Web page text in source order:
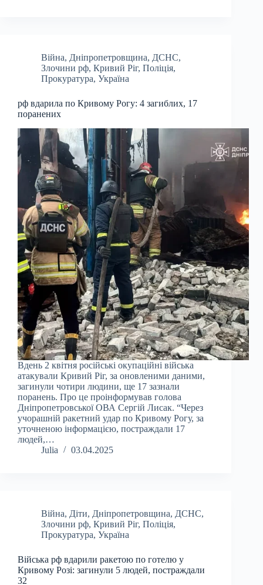
Війна, Дніпропетровщина, ДСНС,
Злочини рф, Кривий Ріг, Поліція,
Прокуратура, Україна
рф вдарила по Кривому Рогу: 4 загиблих, 17
поранених
Вдень 2 квітня російські окупаційні війська
атакували Кривий Ріг, за оновленими даними,
загинули чотири людини, ще 17 зазнали
поранень. Про це проінформував голова
Дніпропетровської ОВА Сергій Лисак. “Через
учорашній ракетний удар по Кривому Рогу, за
уточненою інформацією, постраждали 17
людей,…
Julia
03.04.2025
Війна, Діти, Дніпропетровщина, ДСНС,
Злочини рф, Кривий Ріг, Поліція,
Прокуратура, Україна
Війська рф вдарили ракетою по готелю у
Кривому Розі: загинули 5 людей, постраждали
32